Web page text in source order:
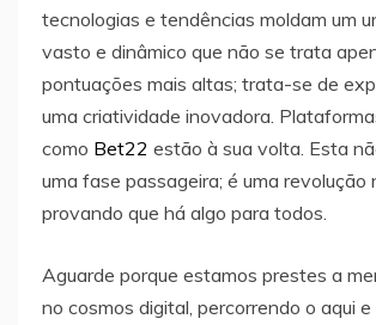
tecnologias e tendências moldam um
vasto e dinâmico que não se trata
pontuações mais altas; trata-se de
uma criatividade inovadora.
como Bet22 estão à sua volta. Esta
uma fase passageira; é uma revolução
provando que há algo para todos.
Aguarde porque estamos prestes a
no cosmos digital, percorrendo o aqui